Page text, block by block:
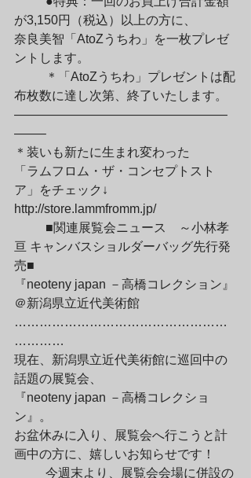
が3,150円（税込）以上の方に、
奈良美智「AtoZうちわ」を一枚プレゼ
ントします。
布枚数に達し次第、終了いたします。
—————————————————
——–
＊装いも新たに生まれ変わった
「ラムフロム・ザ・コンセプトスト
ア」をチェック↓
http://store.lammfromm.jp/
亘 キャンバスショルダーバッグ先行発
売■
『neoteny japan －高橋コレクション』
＠新潟県立近代美術館
……………………………………………
…………
現在、新潟県立近代美術館に巡回中の
話題の展覧会、
『neoteny japan －高橋コレクショ
ン』。
お盆休みに入り、展覧会へ行こうと計
画中の方に、嬉しいお知らせです！